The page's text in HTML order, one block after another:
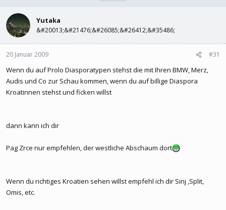
Yutaka
&#20013;&#21476;&#26085;&#26412;&#35486;
20 Januar 2009 #31
Wenn du auf Prolo Diasporatypen stehst die mit Ihren BMW, Merz,
Audis und Co zur Schau kommen, wenn du auf billige Diaspora
Kroatinnen stehst und ficken willst
dann kann ich dir
Pag Zrce nur empfehlen, der westliche Abschaum dort
Wenn du richtiges Kroatien sehen willst empfehl ich dir Sinj ,Split,
Omis, etc.